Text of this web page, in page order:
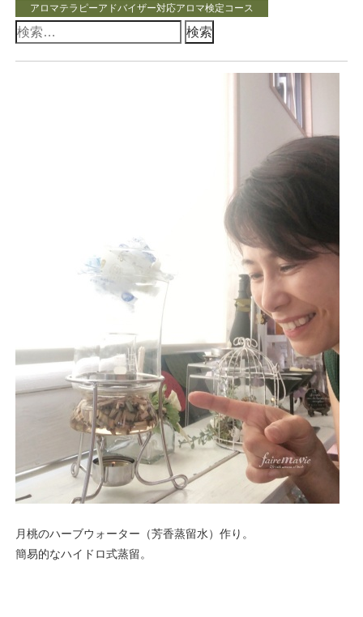
アロマテラピーアドバイザー対応アロマ検定コース
検
月桃のハーブウォーター（芳香蒸留水）作り。
簡易的なハイドロ式蒸留。